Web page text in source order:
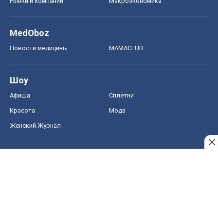
MedOboz
Новости медицины MAMACLUB
Шоу
Афиша Сплетни
Красота Мода
Женский Журнал